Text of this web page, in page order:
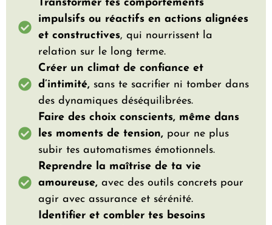
Transformer tes comportements
impulsifs ou réactifs en actions alignées
et constructives, qui nourrissent la
relation sur le long terme.
Créer un climat de confiance et
d’intimité,sans te sacrifier ni tomber dans
des dynamiques déséquilibrées.
Faire des choix conscients, même dans
les moments de tension,pour ne plus
subir tes automatismes émotionnels.
Reprendre la maîtrise de ta vie
amoureuse,avec des outils concrets pour
agir avec assurance et sérénité.
Identifier et combler tes besoins